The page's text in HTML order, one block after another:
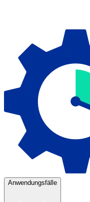
Anwendungsfälle